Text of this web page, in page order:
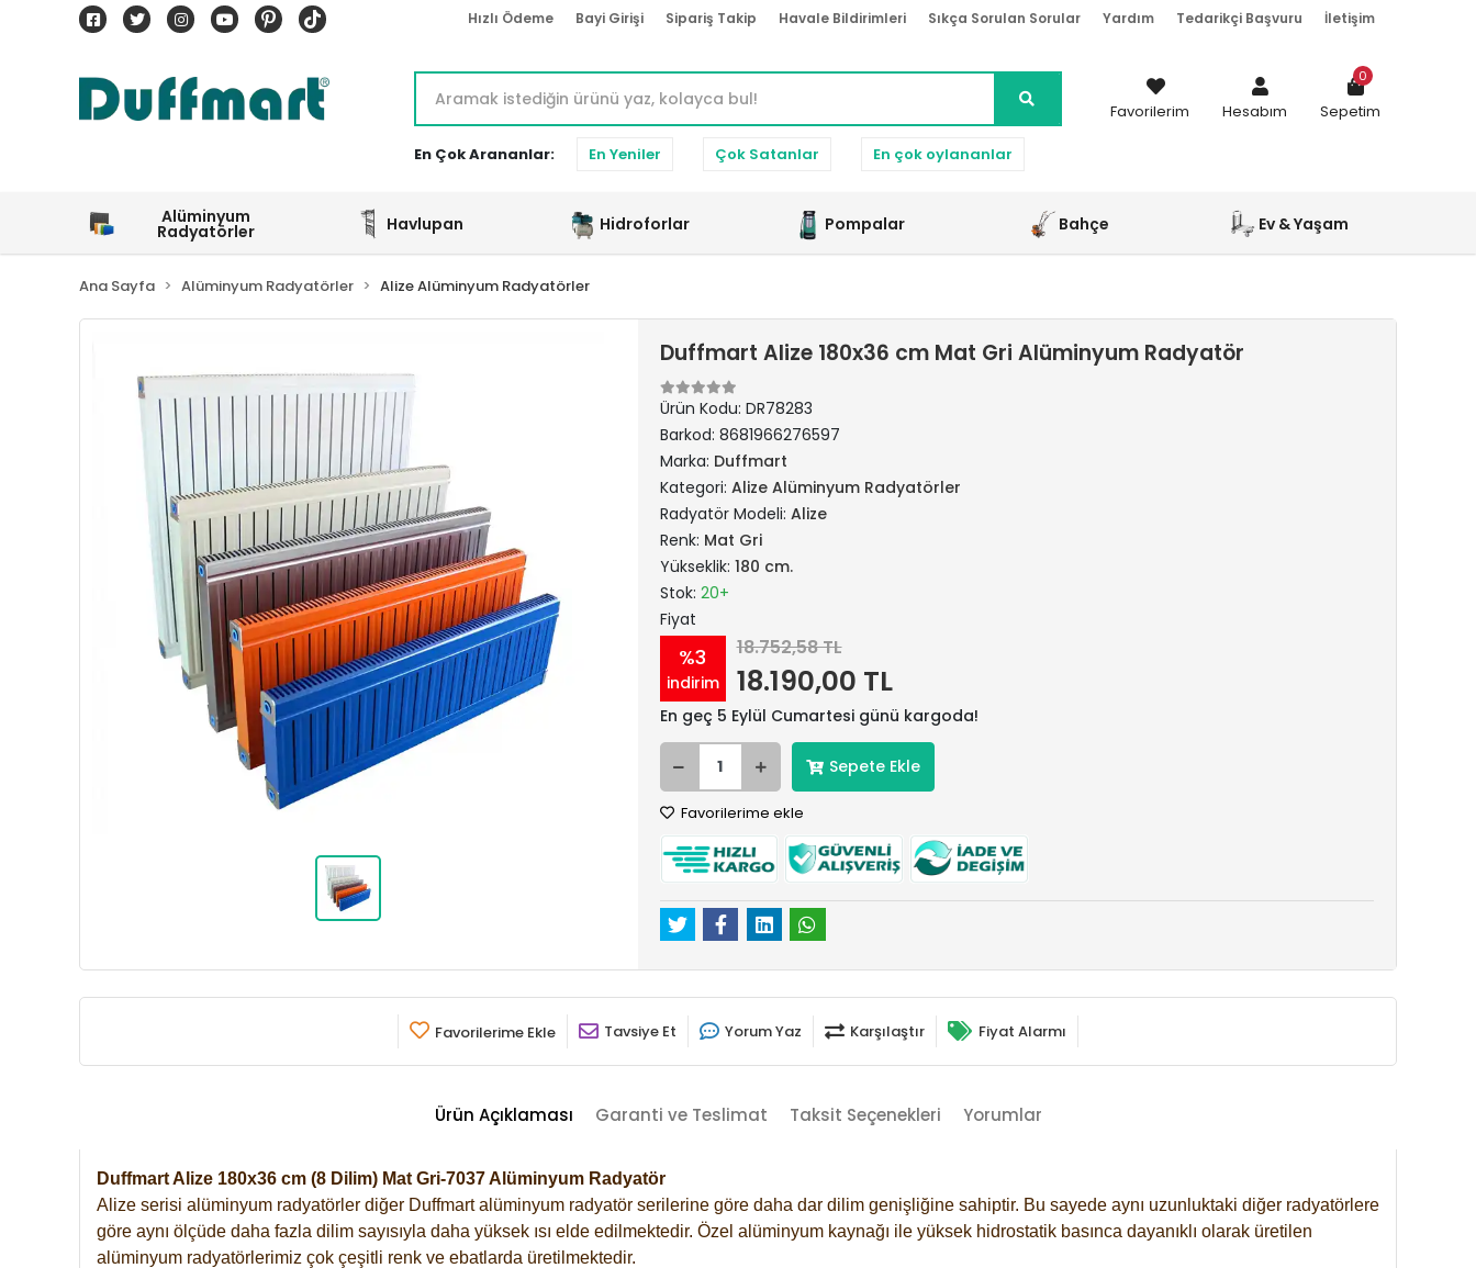
Hızlı Ödeme Bayi Girişi Sipariş Takip Havale Bildirimleri Sıkça Sorulan Sorular Yardım Tedarikçi Başvuru İletişim
En Çok Arananlar: En Yeniler Çok Satanlar En çok oylananlar
Favorilerim Hesabım Sepetim
0
Alüminyum
Radyatörler Havlupan Hidroforlar Pompalar Bahçe Ev & Yaşam
Ana Sayfa Alüminyum Radyatörler Alize Alüminyum Radyatörler
Duffmart Alize 180x36 cm Mat Gri Alüminyum Radyatör
Ürün Kodu: DR78283
Barkod: 8681966276597
Marka: Duffmart
Kategori: Alize Alüminyum Radyatörler
Radyatör Modeli: Alize
Renk: Mat Gri
Yükseklik: 180 cm.
Stok: 20+
Fiyat
%3
indirim
18.752,58 TL
18.190,00 TL
En geç 5 Eylül Cumartesi günü kargoda!
Sepete Ekle
Favorilerime ekle
Favorilerime Ekle Tavsiye Et Yorum Yaz Karşılaştır Fiyat Alarmı
Ürün Açıklaması Garanti ve Teslimat Taksit Seçenekleri Yorumlar
Duffmart Alize 180x36 cm (8 Dilim) Mat Gri-7037 Alüminyum Radyatör
Alize serisi alüminyum radyatörler diğer Duffmart alüminyum radyatör serilerine göre daha dar dilim genişliğine sahiptir. Bu sayede aynı uzunluktaki diğer radyatörlere
göre aynı ölçüde daha fazla dilim sayısıyla daha yüksek ısı elde edilmektedir. Özel alüminyum kaynağı ile yüksek hidrostatik basınca dayanıklı olarak üretilen
alüminyum radyatörlerimiz çok çeşitli renk ve ebatlarda üretilmektedir.